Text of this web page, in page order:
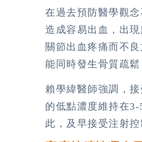
在過去預防醫學觀
造成容易出血，出
關節出血疼痛而不
能同時發生骨質疏
賴學緯醫師強調，
的低點濃度維持在
此，及早接受注射